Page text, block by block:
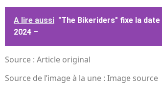
A lire aussi "The Bikeriders" fixe la
2024 –
Source : Article original
Source de l’image à la une : Image source